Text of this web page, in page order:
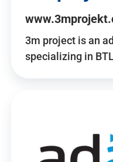
3m project is an
specializing in